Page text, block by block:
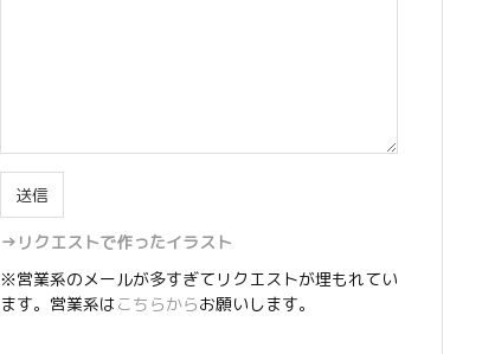
→リクエストで作ったイラスト
※営業系のメールが多すぎてリクエストが埋もれてい
ます。営業系はこちらからお願いします。